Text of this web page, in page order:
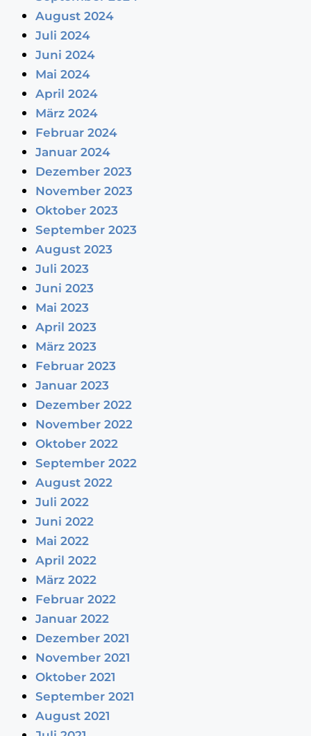
August 2024
Juli 2024
Juni 2024
Mai 2024
April 2024
März 2024
Februar 2024
Januar 2024
Dezember 2023
November 2023
Oktober 2023
September 2023
August 2023
Juli 2023
Juni 2023
Mai 2023
April 2023
März 2023
Februar 2023
Januar 2023
Dezember 2022
November 2022
Oktober 2022
September 2022
August 2022
Juli 2022
Juni 2022
Mai 2022
April 2022
März 2022
Februar 2022
Januar 2022
Dezember 2021
November 2021
Oktober 2021
September 2021
August 2021